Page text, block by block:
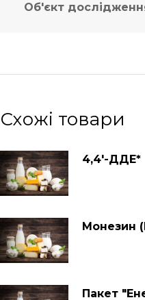
Об'єкт
Схожі товари
4,4′-ДДЕ*
Монезин
Пакет